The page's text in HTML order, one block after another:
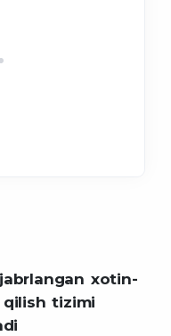
xotin-
tizimi